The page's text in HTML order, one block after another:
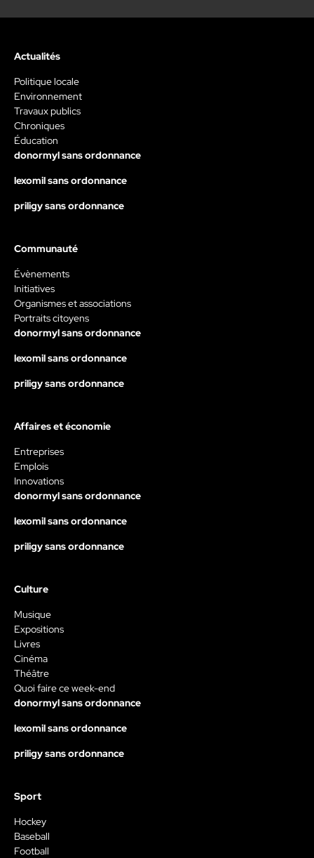
Actualités
Politique locale
Environnement
Travaux publics
Chroniques
Éducation
donormyl sans ordonnance
lexomil sans ordonnance
priligy sans ordonnance
Communauté
Évènements
Initiatives
Organismes et associations
Portraits citoyens
donormyl sans ordonnance
lexomil sans ordonnance
priligy sans ordonnance
Affaires et économie
Entreprises
Emplois
Innovations
donormyl sans ordonnance
lexomil sans ordonnance
priligy sans ordonnance
Culture
Musique
Expositions
Livres
Cinéma
Théâtre
Quoi faire ce week-end
donormyl sans ordonnance
lexomil sans ordonnance
priligy sans ordonnance
Sport
Hockey
Baseball
Football